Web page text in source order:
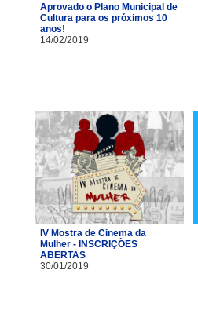
Aprovado o Plano Municipal de
Cultura para os próximos 10
anos!
14/02/2019
IV Mostra de Cinema da
Mulher - INSCRIÇÕES
ABERTAS
30/01/2019